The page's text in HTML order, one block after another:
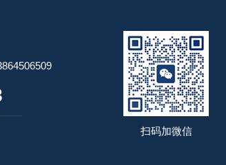
扫码加微信